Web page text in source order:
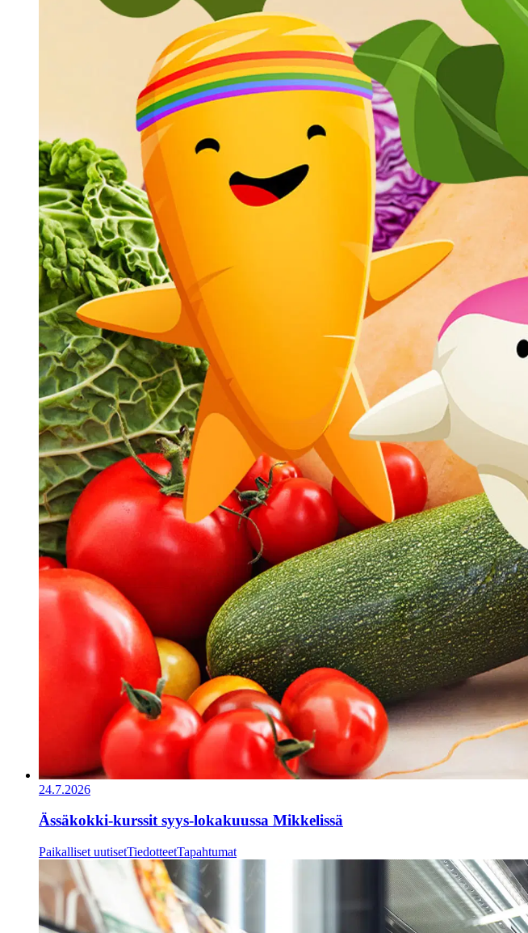
24.7.2026
Ässäkokki-kurssit syys-lokakuussa Mikkelissä
Paikalliset uutisetTiedotteetTapahtumat